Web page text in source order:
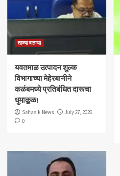
ताज्या बातम्या
यवतमाळ उत्पादन शुल्क
विभागाच्या मेहेरबानीने
कळंबमध्ये प्रतिबंधित दारूचा
धुमाकूळ!
Sahasik News
July 27, 2026
0